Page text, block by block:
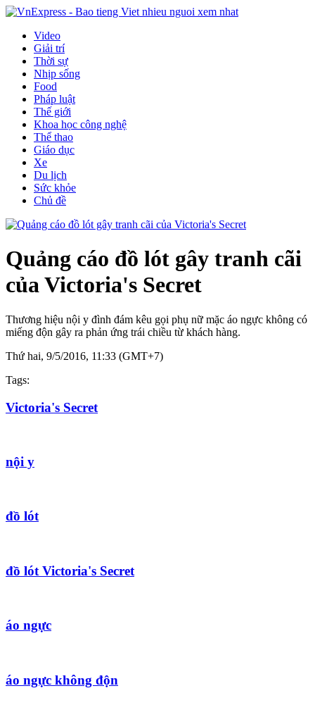
Video
Giải trí
Thời sự
Nhịp sống
Food
Pháp luật
Thế giới
Khoa học công nghệ
Thể thao
Giáo dục
Xe
Du lịch
Sức khỏe
Chủ đề
Quảng cáo đồ lót gây tranh cãi
của Victoria's Secret
Thương hiệu nội y đình đám kêu gọi phụ nữ mặc áo ngực không có
miếng độn gây ra phản ứng trái chiều từ khách hàng.
Thứ hai, 9/5/2016, 11:33 (GMT+7)
Tags:
Victoria's Secret
nội y
đồ lót
đồ lót Victoria's Secret
áo ngực
áo ngực không độn